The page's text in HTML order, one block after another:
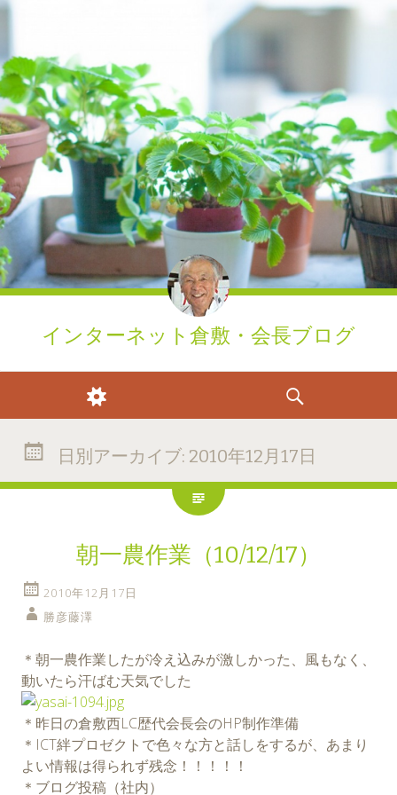
インターネット倉敷・会長ブログ
ウィジェット
日別アーカイブ: 2010年12月17日
朝一農作業（10/12/17）
2010年12月17日
勝彦藤澤
＊朝一農作業したが冷え込みが激しかった、風もなく、
動いたら汗ばむ天気でした
＊昨日の倉敷西LC歴代会長会のHP制作準備
＊ICT絆プロゼクトで色々な方と話しをするが、あまり
よい情報は得られず残念！！！！！
＊ブログ投稿（社内）